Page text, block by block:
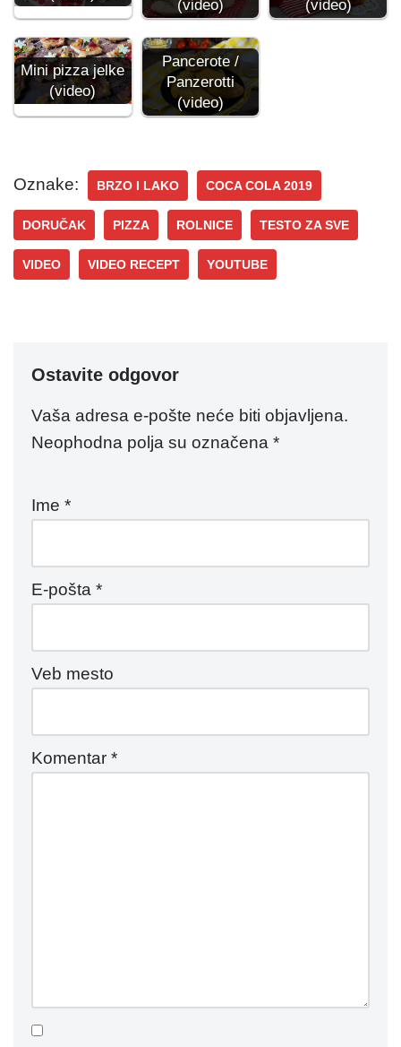
(video)
(video)
Mini pizza jelke
(video)
Pancerote /
Panzerotti
(video)
Oznake: BRZO I LAKO COCA COLA 2019
DORUČAK PIZZA ROLNICE TESTO ZA SVE
VIDEO VIDEO RECEPT YOUTUBE
Ostavite odgovor
Vaša adresa e-pošte neće biti objavljena.
Neophodna polja su označena *
Ime *
E-pošta *
Veb mesto
Komentar *